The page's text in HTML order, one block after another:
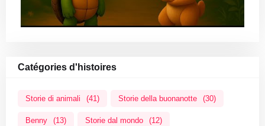
Catégories d'histoires
Storie di animali (41) Storie della buonanotte (30)
Benny (13) Storie dal mondo (12)